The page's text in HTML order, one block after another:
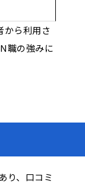
から利用さ
職の強みに
り、口コミ